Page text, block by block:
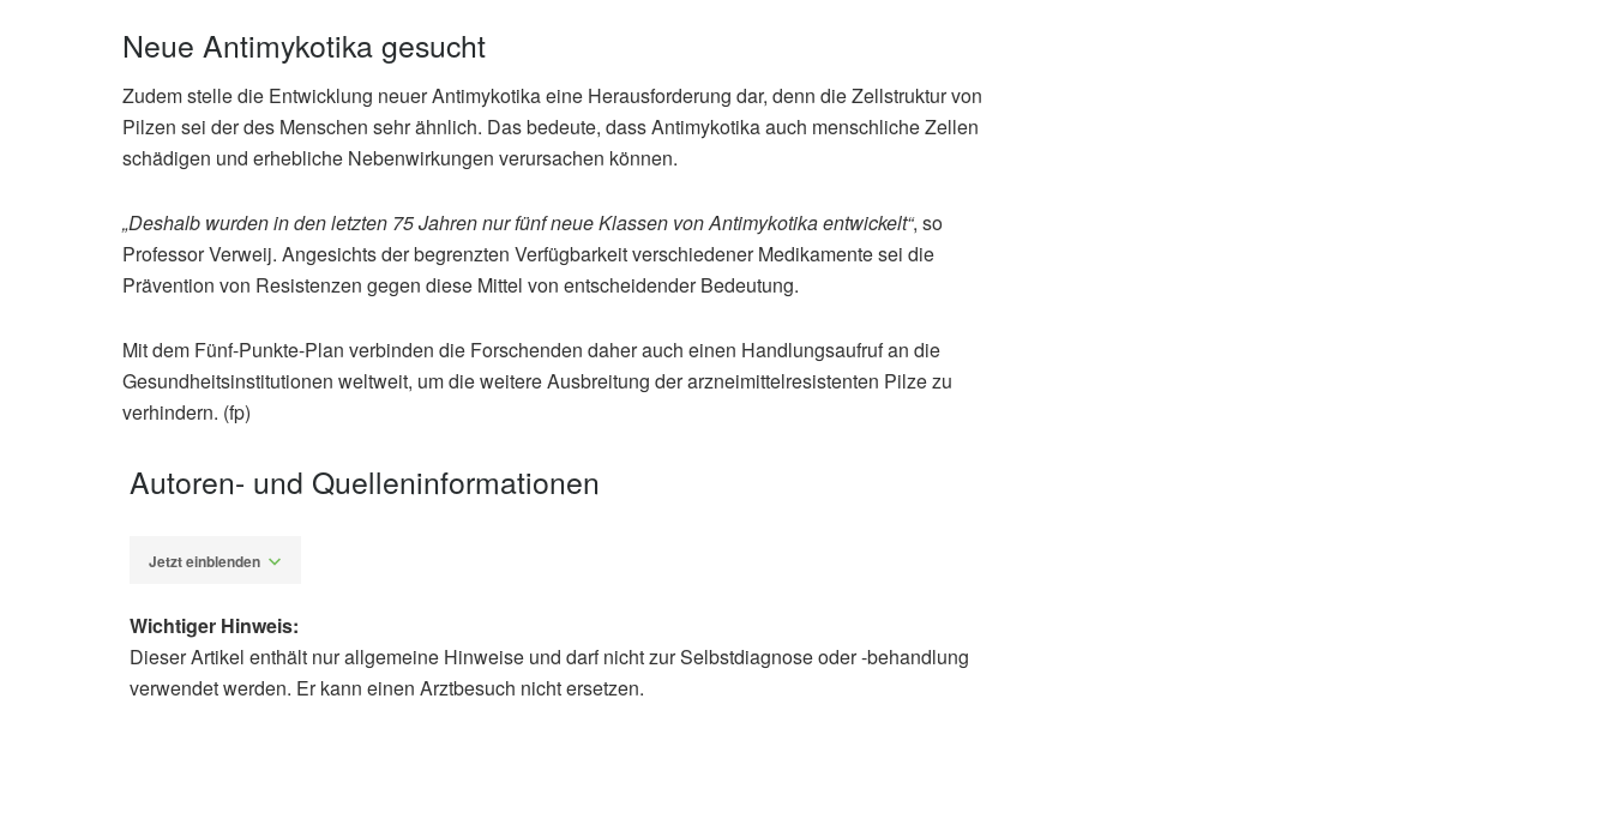
Neue Antimykotika gesucht
Zudem stelle die Entwicklung neuer Antimykotika eine Herausforderung dar, denn die Zellstruktur von
Pilzen sei der des Menschen sehr ähnlich. Das bedeute, dass Antimykotika auch menschliche Zellen
schädigen und erhebliche Nebenwirkungen verursachen können.
„Deshalb wurden in den letzten 75 Jahren nur fünf neue Klassen von Antimykotika entwickelt“, so
Professor Verweij. Angesichts der begrenzten Verfügbarkeit verschiedener Medikamente sei die
Prävention von Resistenzen gegen diese Mittel von entscheidender Bedeutung.
Mit dem Fünf-Punkte-Plan verbinden die Forschenden daher auch einen Handlungsaufruf an die
Gesundheitsinstitutionen weltweit, um die weitere Ausbreitung der arzneimittelresistenten Pilze zu
verhindern. (fp)
Autoren- und Quelleninformationen
Jetzt einblenden
Fabian Peters
Wichtiger Hinweis:
Dieser Artikel enthält nur allgemeine Hinweise und darf nicht zur Selbstdiagnose oder -behandlung
verwendet werden. Er kann einen Arztbesuch nicht ersetzen.